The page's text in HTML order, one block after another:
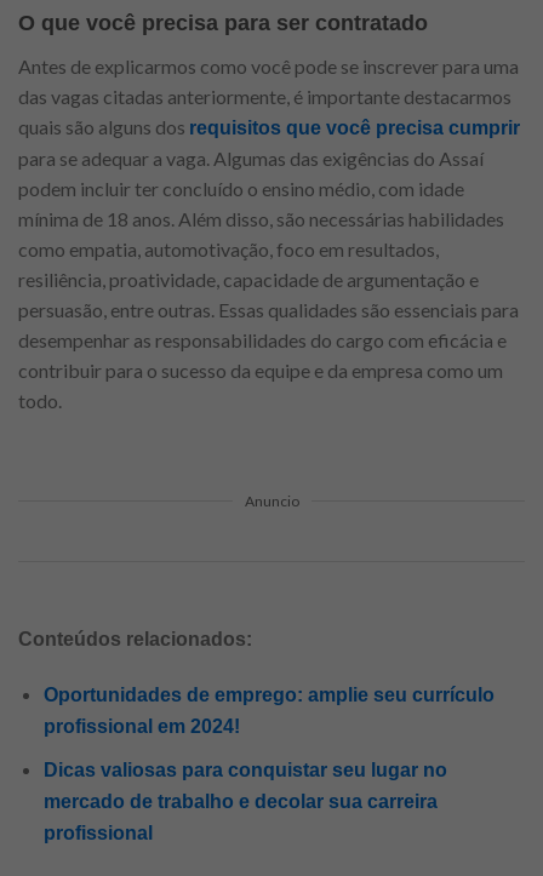
O que você precisa para ser contratado
Antes de explicarmos como você pode se inscrever para uma
das vagas citadas anteriormente, é importante destacarmos
quais são alguns dos requisitos que você precisa cumprir
para se adequar a vaga. Algumas das exigências do Assaí
podem incluir ter concluído o ensino médio, com idade
mínima de 18 anos. Além disso, são necessárias habilidades
como empatia, automotivação, foco em resultados,
resiliência, proatividade, capacidade de argumentação e
persuasão, entre outras. Essas qualidades são essenciais para
desempenhar as responsabilidades do cargo com eficácia e
contribuir para o sucesso da equipe e da empresa como um
todo.
Anuncio
Conteúdos relacionados:
Oportunidades de emprego: amplie seu currículo
profissional em 2024!
Dicas valiosas para conquistar seu lugar no
mercado de trabalho e decolar sua carreira
profissional